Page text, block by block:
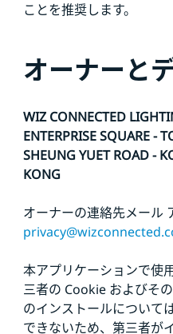
ことを推奨します。
オーナーと
WIZ CONNECTED
ENTERPRISE SQUARE -
SHEUNG YUET ROAD -
KONG
オーナーの連絡先メール
本アプリケーションで使
三者の Cookie およびそ
のインストールについて
できないため、第三者が